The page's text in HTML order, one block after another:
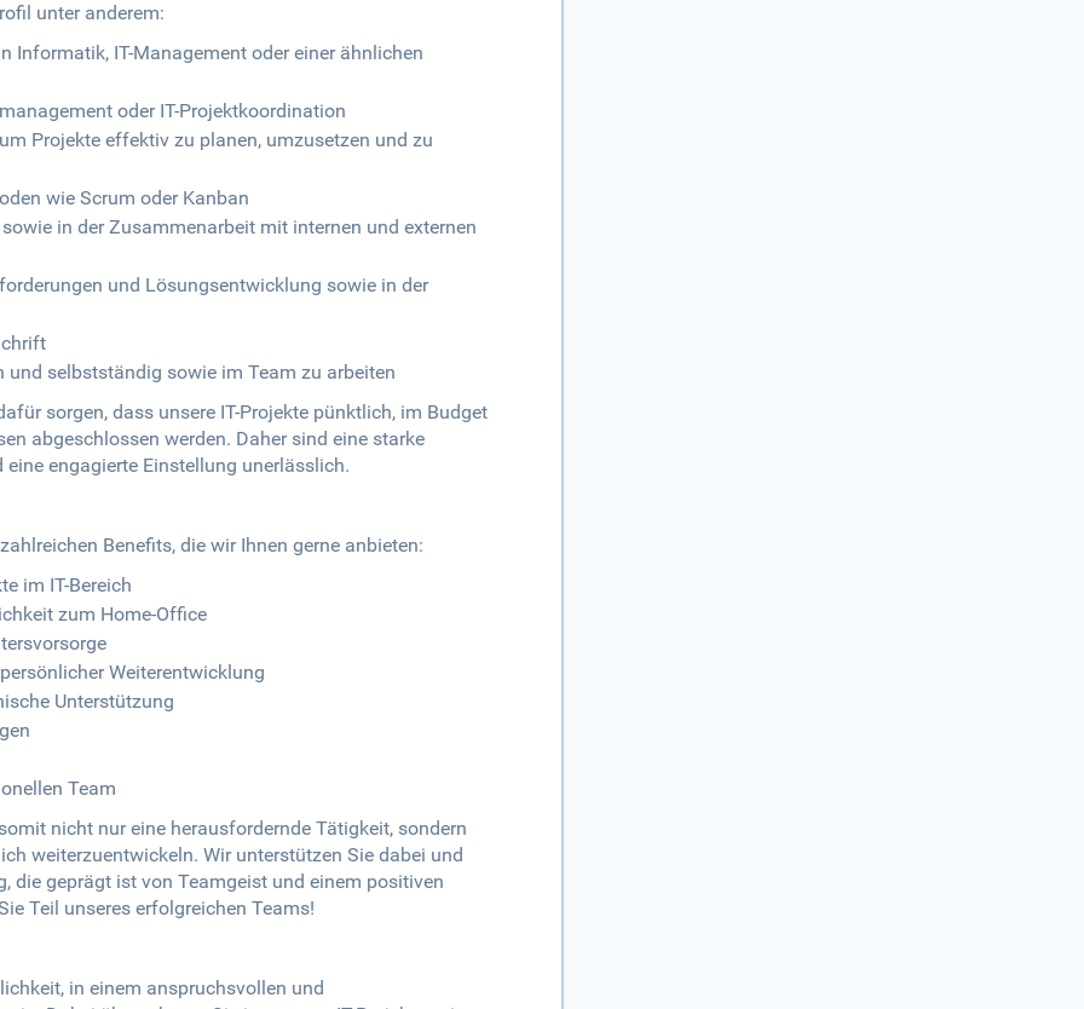
unter anderem:
Informatik, IT-Management oder einer ähnlichen
oder IT-Projektkoordination
Projekte effektiv zu planen, umzusetzen und zu
wie Scrum oder Kanban
in der Zusammenarbeit mit internen und externen
und Lösungsentwicklung sowie in der
selbstständig sowie im Team zu arbeiten
sorgen, dass unsere IT-Projekte pünktlich, im Budget
abgeschlossen werden. Daher sind eine starke
engagierte Einstellung unerlässlich.
Benefits, die wir Ihnen gerne anbieten:
im IT-Bereich
zum Home-Office
Weiterentwicklung
Unterstützung
Team
nicht nur eine herausfordernde Tätigkeit, sondern
weiterzuentwickeln. Wir unterstützen Sie dabei und
die geprägt ist von Teamgeist und einem positiven
Teil unseres erfolgreichen Teams!
in einem anspruchsvollen und